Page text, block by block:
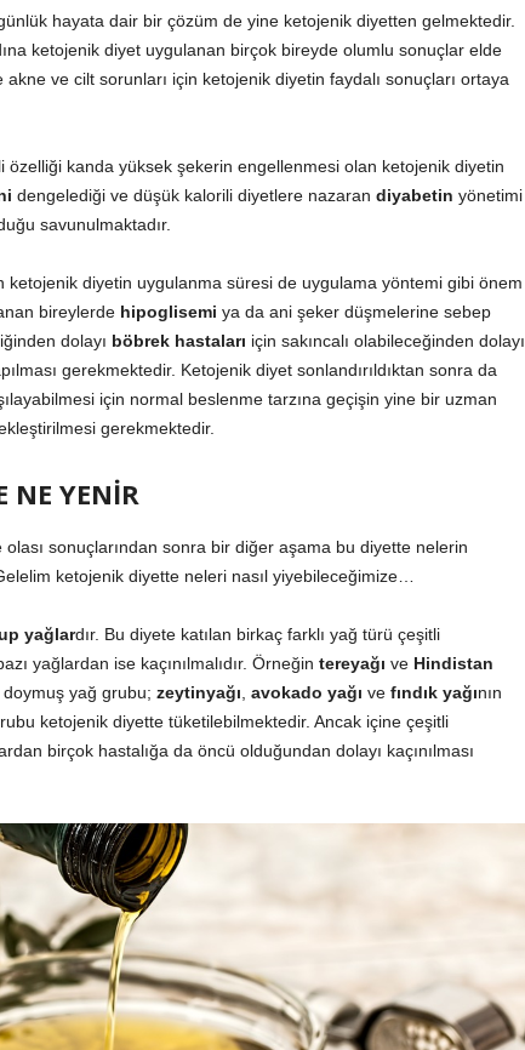
hayata dair bir çözüm de yine ketojenik diyetten gelmektedir.
ketojenik diyet uygulanan birçok bireyde olumlu sonuçlar elde
akne ve cilt sorunları için ketojenik diyetin faydalı sonuçları ortaya
kanda yüksek şekerin engellenmesi olan ketojenik diyetin
dengelediği ve düşük kalorili diyetlere nazaran diyabetin yönetimi
savunulmaktadır.
ketojenik diyetin uygulanma süresi de uygulama yöntemi gibi önem
bireylerde hipoglisemi ya da ani şeker düşmelerine sebep
dolayı böbrek hastaları için sakıncalı olabileceğinden dolayı
gerekmektedir. Ketojenik diyet sonlandırıldıktan sonra da
için normal beslenme tarzına geçişin yine bir uzman
gerekmektedir.
NE YENİR
sonuçlarından sonra bir diğer aşama bu diyette nelerin
ketojenik diyette neleri nasıl yiyebileceğimize…
yağlardır. Bu diyete katılan birkaç farklı yağ türü çeşitli
yağlardan ise kaçınılmalıdır. Örneğin tereyağı ve Hindistan
yağ grubu; zeytinyağı avokado yağı ve fındık yağının
ketojenik diyette tüketilebilmektedir. Ancak içine çeşitli
birçok hastalığa da öncü olduğundan dolayı kaçınılması